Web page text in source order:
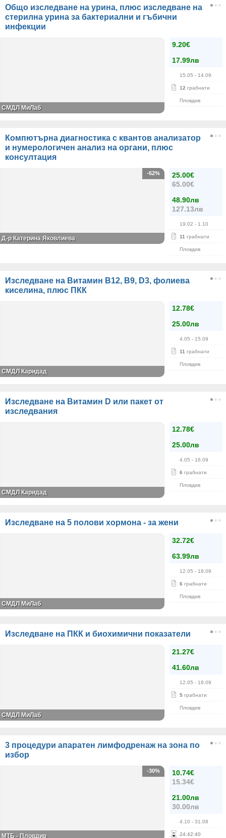
Общо изследване на урина, плюс изследване на
стерилна урина за бактериални и гъбични
инфекции
9.20€
17.99лв
15.05 - 14.09
12 грабнати
Пловдив
СМДЛ МиЛаб
Компютърна диагностика с квантов анализатор
и нумерологичен анализ на органи, плюс
консултация
25.00€
65.00€
48.90лв
127.13лв
19.02 - 1.10
11 грабнати
Пловдив
-62%
Д-р Катерина Яковлиева
Изследване на Витамин В12, В9, D3, фолиева
киселина, плюс ПКК
12.78€
25.00лв
4.05 - 15.09
11 грабнати
Пловдив
СМДЛ Каридад
Изследване на Витамин D или пакет от
изследвания
12.78€
25.00лв
4.05 - 16.09
6 грабнати
Пловдив
СМДЛ Каридад
Изследване на 5 полови хормона - за жени
32.72€
63.99лв
12.05 - 18.09
6 грабнати
Пловдив
СМДЛ МиЛаб
Изследване на ПКК и биохимични показатели
21.27€
41.60лв
12.05 - 18.09
5 грабнати
Пловдив
СМДЛ МиЛаб
3 процедури апаратен лимфодренаж на зона по
избор
10.74€
15.34€
21.00лв
30.00лв
4.10 - 31.08
24:42:39
-30%
МТБ - Пловдив